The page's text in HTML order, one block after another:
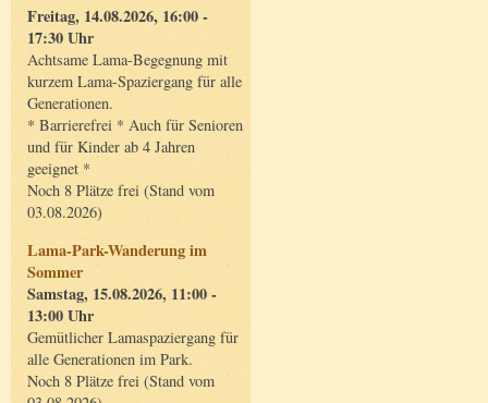
Freitag, 14.08.2026, 16:00 -
17:30 Uhr
Achtsame Lama-Begegnung mit
kurzem Lama-Spaziergang für alle
Generationen.
* Barrierefrei * Auch für Senioren
und für Kinder ab 4 Jahren
geeignet *
Noch 8 Plätze frei (Stand vom
03.08.2026)
Lama-Park-Wanderung im
Sommer
Samstag, 15.08.2026, 11:00 -
13:00 Uhr
Gemütlicher Lamaspaziergang für
alle Generationen im Park.
Noch 8 Plätze frei (Stand vom